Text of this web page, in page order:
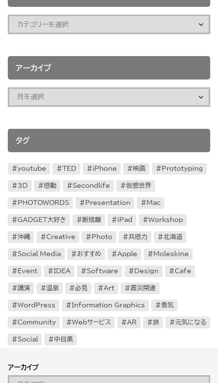
アーカイブ
タグ
youtube TED iPhone 映画 Prototyping
3D 感動 Secondlife 仮想世界
PHOTOWORDS Presentation Mac
GADGET大好き 断捨離 iPad Workshop
沖縄 Creative Photo 共感力 北海道
Social Media おすすめ Apple Moleskine
Event IDEA Software Design Cafe
講演 温泉 必見 Art 震災関連
WordPress Information Graphics 勇気
Community Webサービス AR 旅 元気になる
Social 中目黒
アーカイブ